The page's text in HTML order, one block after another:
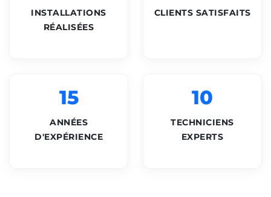
INSTALLATIONS
RÉALISÉES
CLIENTS SATISFAITS
15
ANNÉES
D'EXPÉRIENCE
10
TECHNICIENS
EXPERTS